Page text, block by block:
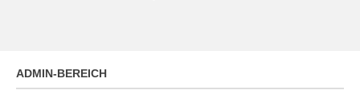
ADMIN-BEREICH